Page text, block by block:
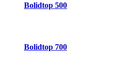
Bolidtop 500
Bolidtop 700